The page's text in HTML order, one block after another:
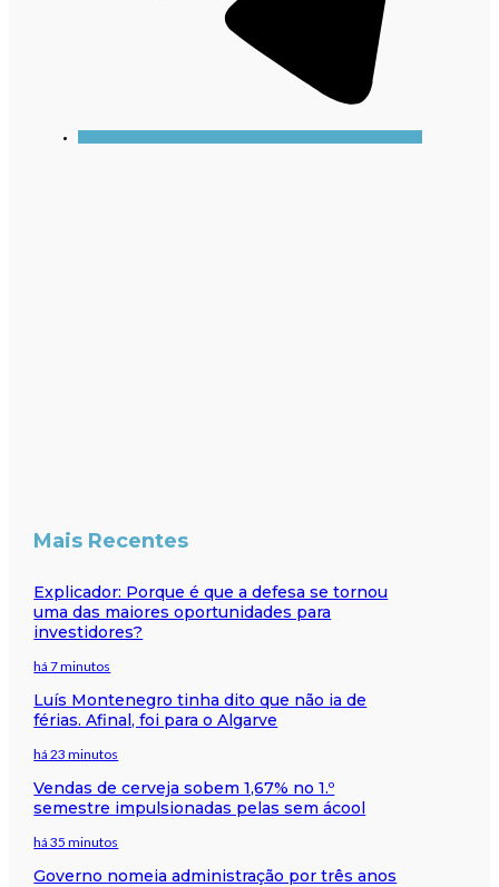
Mais Recentes
Explicador: Porque é que a defesa se tornou
uma das maiores oportunidades para
investidores?
há 7 minutos
Luís Montenegro tinha dito que não ia de
férias. Afinal, foi para o Algarve
há 23 minutos
Vendas de cerveja sobem 1,67% no 1.º
semestre impulsionadas pelas sem ácool
há 35 minutos
Governo nomeia administração por três anos